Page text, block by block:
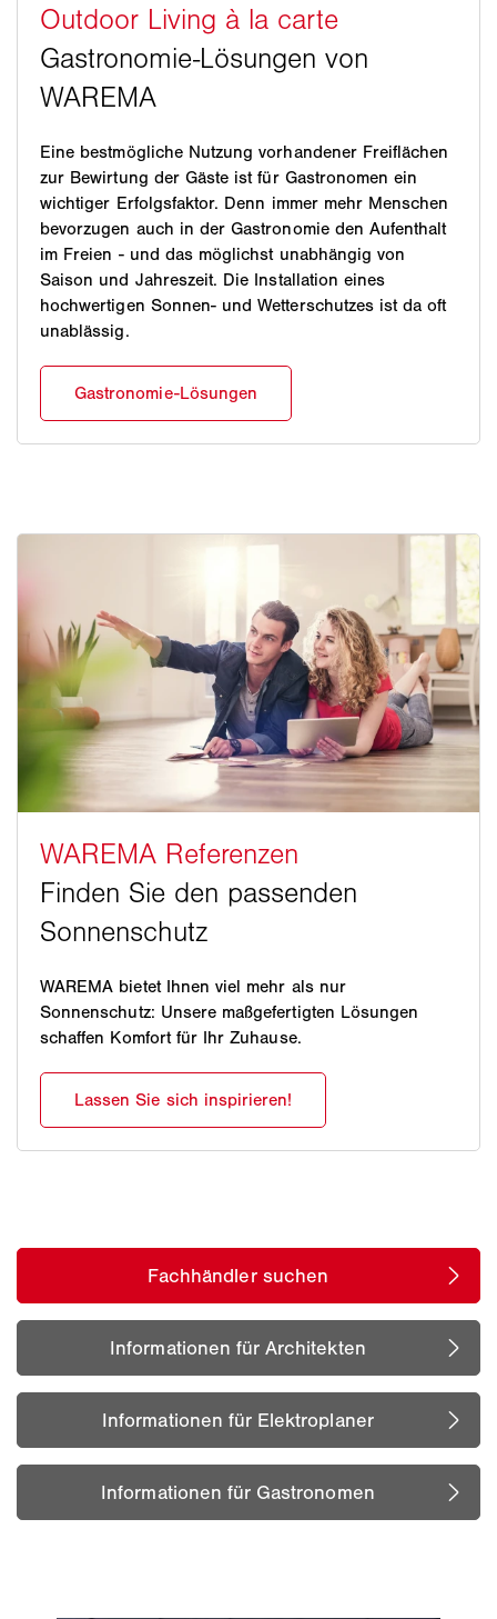
Eine bestmögliche Nutzung vorhandener Freiflächen
zur Bewirtung der Gäste ist für Gastronomen ein
wichtiger Erfolgsfaktor. Denn immer mehr Menschen
bevorzugen auch in der Gastronomie den Aufenthalt
im Freien - und das möglichst unabhängig von
Saison und Jahreszeit. Die Installation eines
hochwertigen Sonnen- und Wetterschutzes ist da oft
unablässig.
WAREMA bietet Ihnen viel mehr als nur
Sonnenschutz: Unsere maßgefertigten Lösungen
schaffen Komfort für Ihr Zuhause.